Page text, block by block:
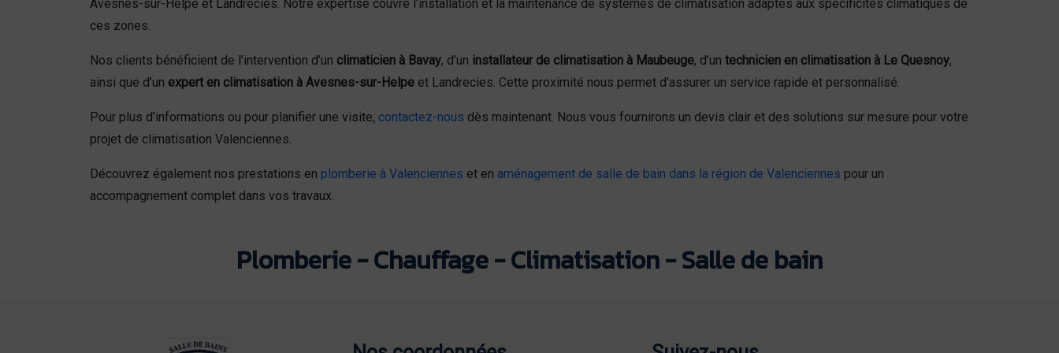
Avesnes-sur-Helpe et Landrecies. Notre expertise couvre l’installation et la maintenance de systèmes de climatisation adaptés aux spécificités climatiques de
ces zones.
Nos clients bénéficient de l’intervention d’un climaticien à Bavay, d’un installateur de climatisation à Maubeuge, d’un technicien en climatisation à Le Quesnoy,
ainsi que d’un expert en climatisation à Avesnes-sur-Helpe et Landrecies. Cette proximité nous permet d’assurer un service rapide et personnalisé.
Pour plus d’informations ou pour planifier une visite, contactez-nous dès maintenant. Nous vous fournirons un devis clair et des solutions sur mesure pour votre
projet de climatisation Valenciennes.
Découvrez également nos prestations en plomberie à Valenciennes et en aménagement de salle de bain dans la région de Valenciennes pour un
accompagnement complet dans vos travaux.
Plomberie - Chauffage - Climatisation - Salle de bain